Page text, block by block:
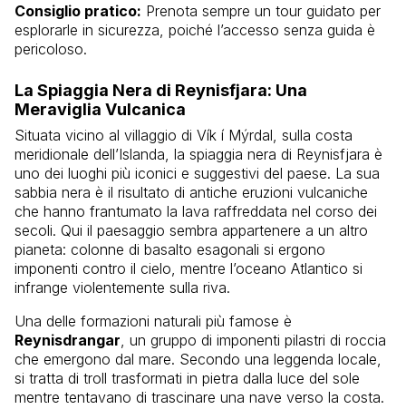
Consiglio pratico: Prenota sempre un tour guidato per
esplorarle in sicurezza, poiché l’accesso senza guida è
pericoloso.
La Spiaggia Nera di Reynisfjara: Una
Meraviglia Vulcanica
Situata vicino al villaggio di Vík í Mýrdal, sulla costa
meridionale dell’Islanda, la spiaggia nera di Reynisfjara è
uno dei luoghi più iconici e suggestivi del paese. La sua
sabbia nera è il risultato di antiche eruzioni vulcaniche
che hanno frantumato la lava raffreddata nel corso dei
secoli. Qui il paesaggio sembra appartenere a un altro
pianeta: colonne di basalto esagonali si ergono
imponenti contro il cielo, mentre l’oceano Atlantico si
infrange violentemente sulla riva.
Una delle formazioni naturali più famose è
Reynisdrangar , un gruppo di imponenti pilastri di roccia
che emergono dal mare. Secondo una leggenda locale,
si tratta di troll trasformati in pietra dalla luce del sole
mentre tentavano di trascinare una nave verso la costa.